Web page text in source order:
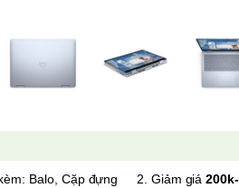
Balo, Cặp đựng
2. Giảm giá